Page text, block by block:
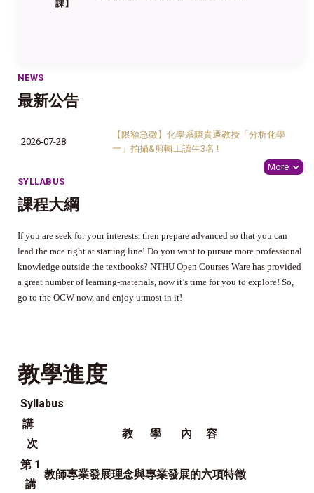
課】
NEWS
最新公告
2026-07-28
【限額急徵】化學系陳貴通教授「分析化學
一」拍攝&剪輯工讀生3名 !
More
SYLLABUS
課程大綱
If you are seek for your interests, then prepare advanced so that you can
lead the race right at starting line! Do you want to pursue more professional
knowledge outside the textbooks? NTHU Open Courses Ware has provided
a great number of learning-materials, now it’s time for you to explore! So,
go to the OCW now, and enjoy utmost in it!
教學進度
Syllabus
講
次
教 學 內 容
第 1
講
教師專業發展理念與專業發展的六項特徵